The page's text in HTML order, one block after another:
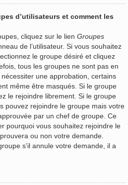
d’utilisateurs et comment les
cliquez sur le lien Groupes
de l’utilisateur. Si vous souhaitez
le groupe désiré et cliquez
tous les groupes ne sont pas en
une approbation, certains
même être masqués. Si le groupe
le rejoindre librement. Si le groupe
pouvez rejoindre le groupe mais votre
par un chef de groupe. Ce
pourquoi vous souhaitez rejoindre le
ou non votre demande.
s’il annule votre demande, il a